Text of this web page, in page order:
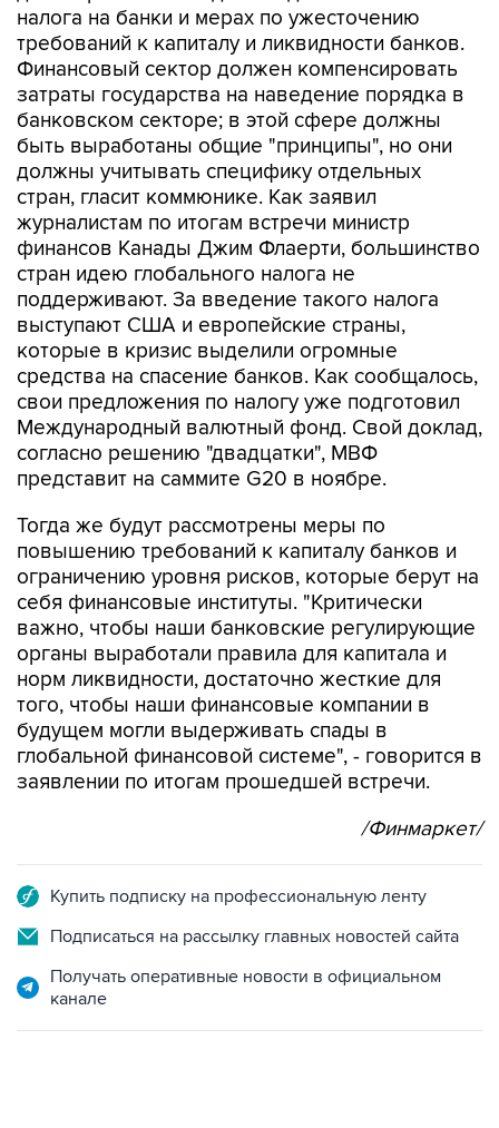
налога на банки и мерах по ужесточению
требований к капиталу и ликвидности банков.
Финансовый сектор должен компенсировать
затраты государства на наведение порядка в
банковском секторе; в этой сфере должны
быть выработаны общие "принципы", но они
должны учитывать специфику отдельных
стран, гласит коммюнике. Как заявил
журналистам по итогам встречи министр
финансов Канады Джим Флаерти, большинство
стран идею глобального налога не
поддерживают. За введение такого налога
выступают США и европейские страны,
которые в кризис выделили огромные
средства на спасение банков. Как сообщалось,
свои предложения по налогу уже подготовил
Международный валютный фонд. Свой доклад,
согласно решению "двадцатки", МВФ
представит на саммите G20 в ноябре.
Тогда же будут рассмотрены меры по
повышению требований к капиталу банков и
ограничению уровня рисков, которые берут на
себя финансовые институты. "Критически
важно, чтобы наши банковские регулирующие
органы выработали правила для капитала и
норм ликвидности, достаточно жесткие для
того, чтобы наши финансовые компании в
будущем могли выдерживать спады в
глобальной финансовой системе", - говорится в
заявлении по итогам прошедшей встречи.
/Финмаркет/
Купить подписку на профессиональную ленту
Подписаться на рассылку главных новостей сайта
Получать оперативные новости в официальном
канале